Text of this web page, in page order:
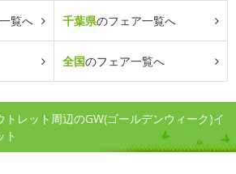
覧へ 千葉県のフェア一覧へ
全国のフェア一覧へ
レット周辺のGW(ゴールデンウィーク)イ
ト